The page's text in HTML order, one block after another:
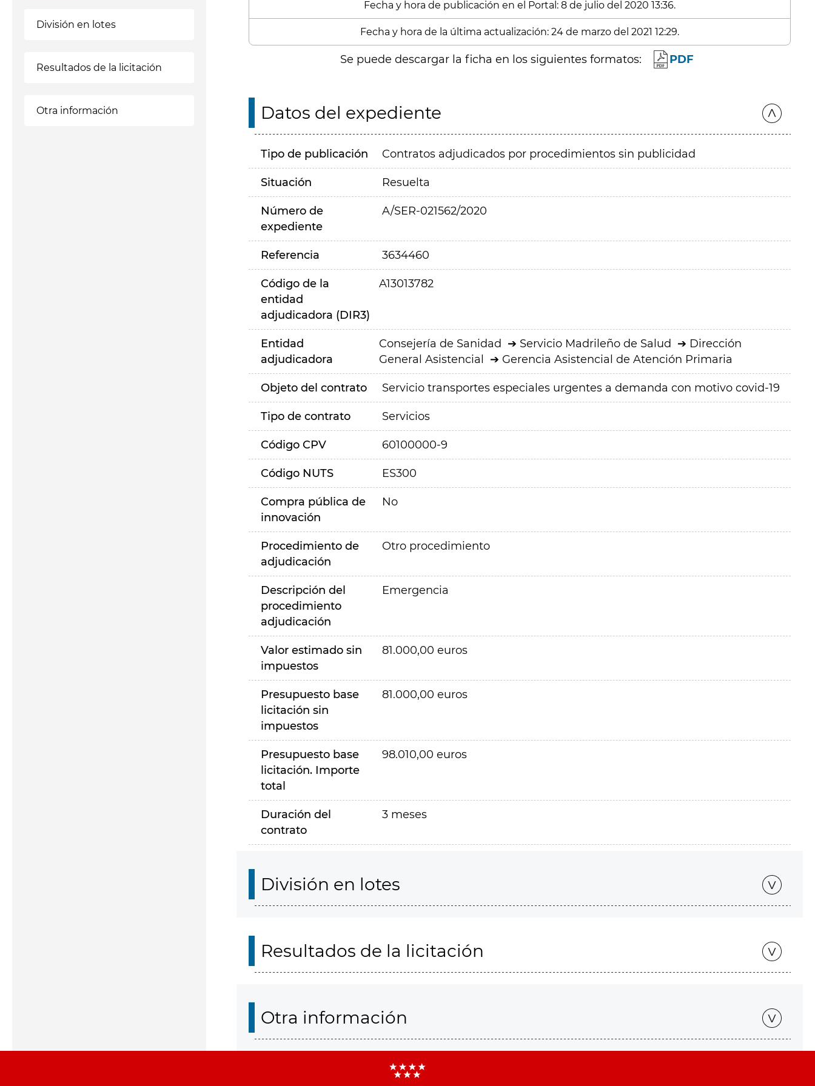
División en lotes
Resultados de la licitación
Otra información
Fecha y hora de publicación en el Portal: 8 de julio del 2020 13:36.
Fecha y hora de la última actualización: 24 de marzo del 2021 12:29.
Se puede descargar la ficha en los siguientes formatos: PDF
Datos del expediente
Tipo de publicación Contratos adjudicados por procedimientos sin publicidad
Situación Resuelta
Número de
expediente
A/SER-021562/2020
Referencia 3634460
Código de la
entidad
adjudicadora (DIR3)
A13013782
Entidad
adjudicadora
Consejería de Sanidad Servicio Madrileño de Salud
Dirección
General Asistencial
Gerencia Asistencial de Atención Primaria
Objeto del contrato Servicio transportes especiales urgentes a demanda con motivo covid-19
Tipo de contrato Servicios
Código CPV 60100000-9
Código NUTS ES300
Compra pública de
innovación
No
Procedimiento de
adjudicación
Otro procedimiento
Descripción del
procedimiento
adjudicación
Emergencia
Valor estimado sin
impuestos
81.000,00 euros
Presupuesto base
licitación sin
impuestos
81.000,00 euros
Presupuesto base
licitación. Importe
total
98.010,00 euros
Duración del
contrato
3 meses
División en lotes
Resultados de la licitación
Otra información